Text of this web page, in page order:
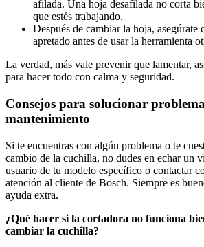
afilada. Una hoja desafilada no corta
que estés trabajando.
Después de cambiar la hoja, asegúrate
apretado antes de usar la herramienta
La verdad, más vale prevenir que lamentar,
para hacer todo con calma y seguridad.
Consejos para solucionar
mantenimiento
Si te encuentras con algún problema o te
cambio de la cuchilla, no dudes en echar un
usuario de tu modelo específico o contactar
atención al cliente de Bosch. Siempre es
ayuda extra.
¿Qué hacer si la cortadora no funciona
cambiar la cuchilla?